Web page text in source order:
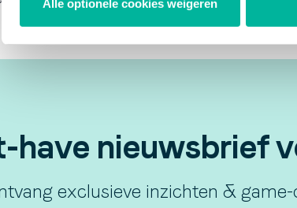
Alle optionele cookies weigeren
have nieuwsbrief
exclusieve inzichten &